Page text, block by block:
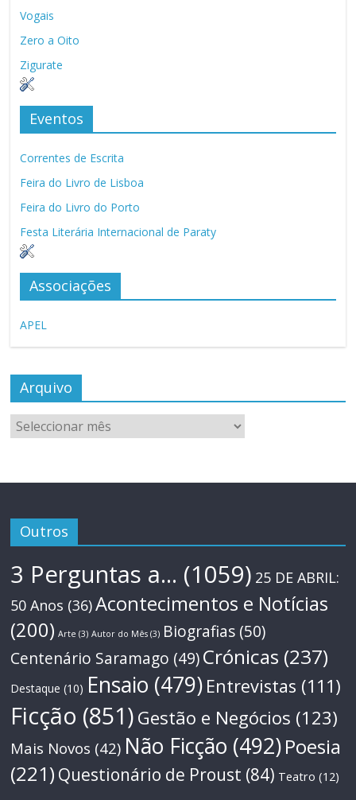
Vogais
Zero a Oito
Zigurate
Eventos
Correntes de Escrita
Feira do Livro de Lisboa
Feira do Livro do Porto
Festa Literária Internacional de Paraty
Associações
APEL
Arquivo
Arquivo
Outros
3 Perguntas a... (1059) 25 DE ABRIL:
50 Anos (36)Acontecimentos e Notícias
(200) Arte (3) Autor do Mês (3) Biografias (50)
Centenário Saramago (49)Crónicas (237)
Destaque (10) Ensaio (479) Entrevistas (111)
Ficção (851) Gestão e Negócios (123)
Mais Novos (42) Não Ficção (492)Poesia
(221) Questionário de Proust (84) Teatro (12)